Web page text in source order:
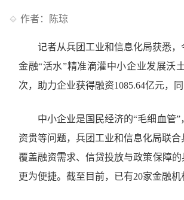
作者：陈琼
记者从兵团工业和信息化局获悉
金融“活水”精准滴灌中小企业发展沃
次，助力企业获得融资1085.64亿元，
中小企业是国民经济的“毛细血管
资贵等问题，兵团工业和信息化局联
覆盖融资需求、信贷投放与政策保障
更为便捷。截至目前，已有20家金融